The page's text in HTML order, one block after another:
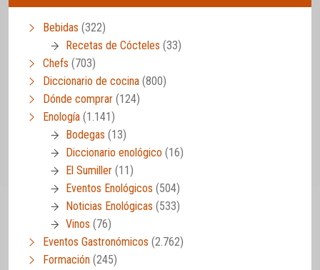
Bebidas (322)
Recetas de Cócteles (33)
Chefs (703)
Diccionario de cocina (800)
Dónde comprar (124)
Enología (1.141)
Bodegas (13)
Diccionario enológico (16)
El Sumiller (11)
Eventos Enológicos (504)
Noticias Enológicas (533)
Vinos (76)
Eventos Gastronómicos (2.762)
Formación (245)